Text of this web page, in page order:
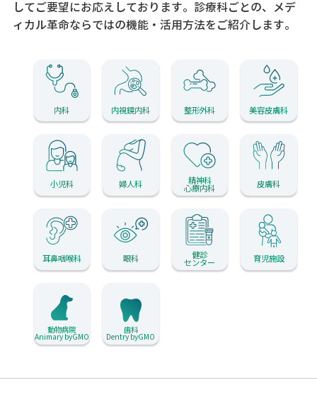
してご要望にお応えしております。 診療科ごとの、メデ
ィカル革命ならではの機能・活用方法をご紹介します。
内科 内視鏡内科 整形外科 美容皮膚科
小児科 婦人科 精神科
心療内科 皮膚科
耳鼻咽喉科 眼科 健診
センター 育児施設
動物病院
Animary byGMO
歯科
Dentry byGMO